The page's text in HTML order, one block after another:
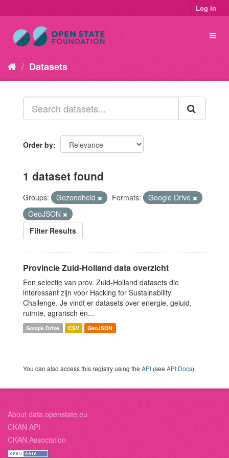
Log in
Datasets
Order by
1 dataset found
Groups: Gezondheid Formats:
Google Drive
GeoJSON
Filter Results
Provincie Zuid-Holland data overzicht
Een selectie van prov. Zuid-Holland datasets die
interessant zijn voor Hacking for Sustainability
Challenge. Je vindt er datasets over energie, geluid,
ruimte, agrarisch en...
Google Drive CSV GeoJSON
You can also access this registry using the API (see API Docs).
About data.openstate.eu
CKAN API
CKAN Association